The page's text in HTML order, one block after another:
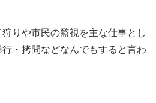
りや市民の監視を主な仕事とし
・拷問などなんでもすると言わ